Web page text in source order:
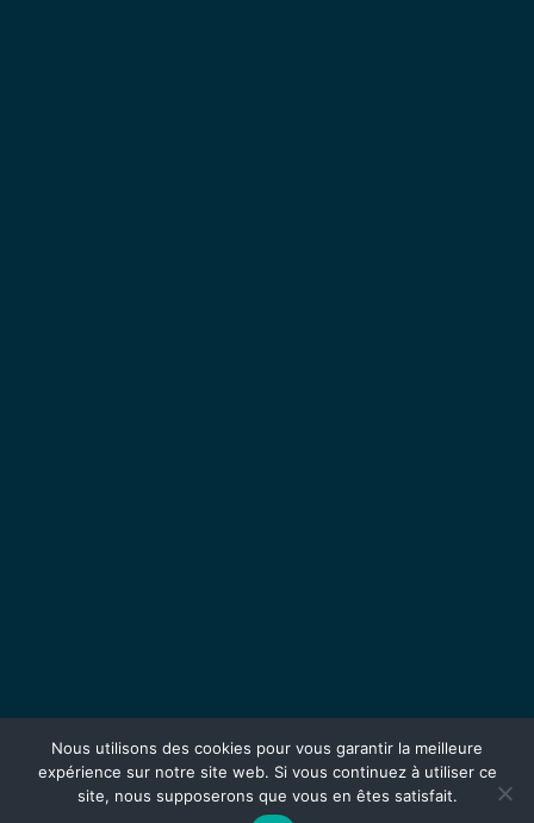
Nous utilisons des cookies pour vous garantir la meilleure
expérience sur notre site web. Si vous continuez à utiliser ce
site, nous supposerons que vous en êtes satisfait.